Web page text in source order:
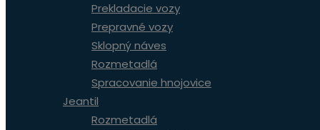
Prekladacie vozy
Prepravné vozy
Sklopný náves
Rozmetadlá
Spracovanie hnojovice
Jeantil
Rozmetadlá